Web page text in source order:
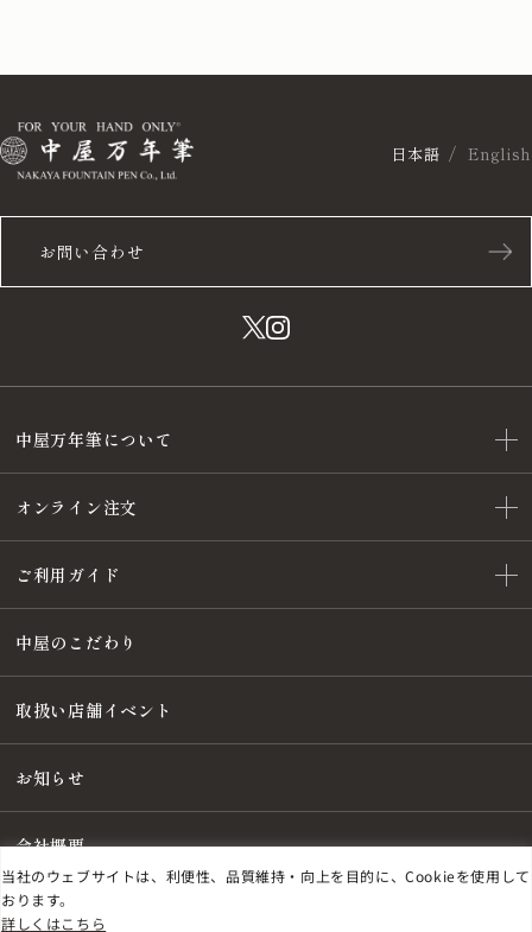
当社のウェブサイトは、利便性、品質維持・向上を目的に、Cookieを使用して
おります。
詳しくはこちら
お問い合わせ
日本語 English
中屋万年筆について
オンライン注文
ご利用ガイド
中屋のこだわり
取扱い店舗イベント
お知らせ
会社概要
特定商取引法に基づく表記